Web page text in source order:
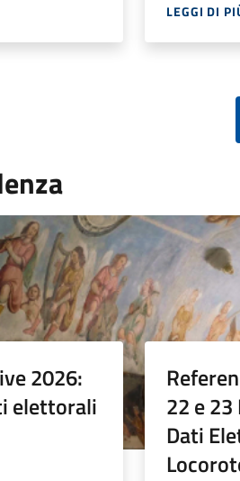
LEGGI DI
2026:
elettorali
22 e
Dati